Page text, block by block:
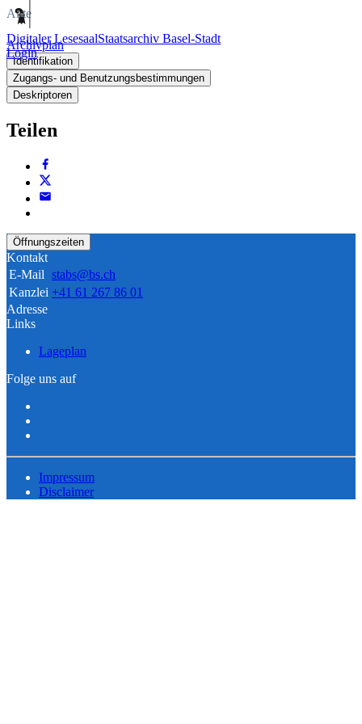
Digitaler LesesaalStaatsarchiv Basel-Stadt
Login
Akte
Archivplan
Identifikation
Zugangs- und Benutzungsbestimmungen
Deskriptoren
Teilen
Öffnungszeiten
Kontakt
E-Mail stabs@bs.ch
Kanzlei +41 61 267 86 01
Adresse
Links
Lageplan
Folge uns auf
Impressum
Disclaimer